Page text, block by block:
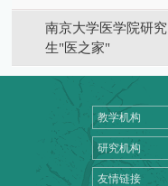
南京大学医学院研究
生"医之家"
教学机构
研究机构
友情链接